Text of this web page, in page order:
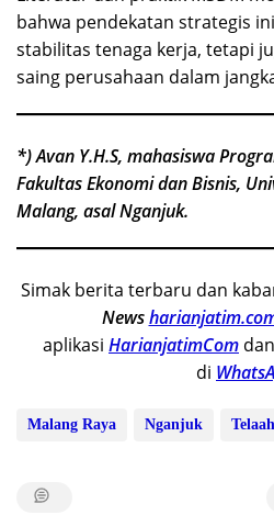
bahwa pendekatan strategis
stabilitas tenaga kerja, tetapi
saing perusahaan dalam
*) Avan Y.H.S, mahasiswa
Fakultas Ekonomi dan Bisnis,
Malang, asal Nganjuk.
Simak berita terbaru dan
News
aplikasi HarianjatimCom
di
Malang Raya Nganjuk